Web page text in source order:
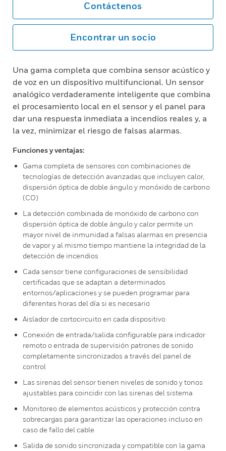
Contáctenos
Encontrar un socio
Una gama completa que combina sensor acústico y
de voz en un dispositivo multifuncional. Un sensor
analógico verdaderamente inteligente que combina
el procesamiento local en el sensor y el panel para
dar una respuesta inmediata a incendios reales y, a
la vez, minimizar el riesgo de falsas alarmas.
Funciones y ventajas:
Gama completa de sensores con combinaciones de
tecnologías de detección avanzadas que incluyen calor,
dispersión óptica de doble ángulo y monóxido de carbono
(CO)
La detección combinada de monóxido de carbono con
dispersión óptica de doble ángulo y calor permite un
mayor nivel de inmunidad a falsas alarmas en presencia
de vapor y al mismo tiempo mantiene la integridad de la
detección de incendios
Cada sensor tiene configuraciones de sensibilidad
certificadas que se adaptan a determinados
entornos/aplicaciones y se pueden programar para
diferentes horas del día si es necesario
Aislador de cortocircuito en cada dispositivo
Conexión de entrada/salida configurable para indicador
remoto o entrada de supervisión patrones de sonido
completamente sincronizados a través del panel de
control
Las sirenas del sensor tienen niveles de sonido y tonos
ajustables para coincidir con las sirenas del sistema
Monitoreo de elementos acústicos y protección contra
sobrecargas para garantizar las operaciones incluso en
caso de fallo del cable
Salida de sonido sincronizada y compatible con la gama